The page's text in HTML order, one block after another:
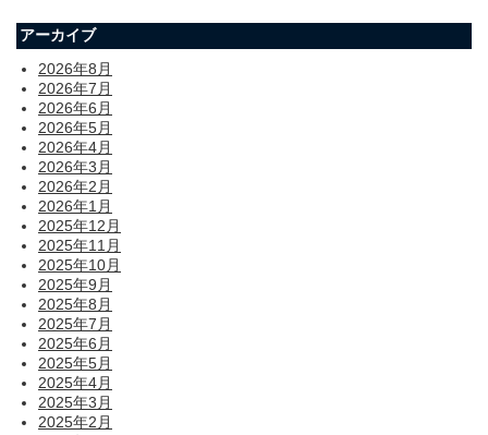
アーカイブ
2026年8月
2026年7月
2026年6月
2026年5月
2026年4月
2026年3月
2026年2月
2026年1月
2025年12月
2025年11月
2025年10月
2025年9月
2025年8月
2025年7月
2025年6月
2025年5月
2025年4月
2025年3月
2025年2月